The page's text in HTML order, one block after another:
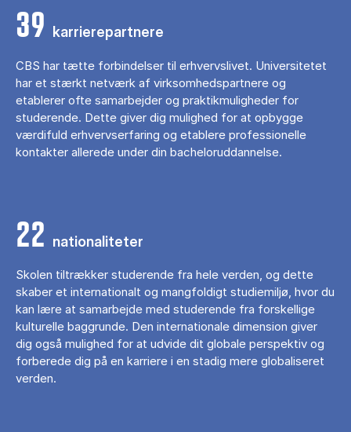
39 karrierepartnere
CBS har tætte forbindelser til erhvervslivet. Universitetet
har et stærkt netværk af virksomhedspartnere og
etablerer ofte samarbejder og praktikmuligheder for
studerende. Dette giver dig mulighed for at opbygge
værdifuld erhvervserfaring og etablere professionelle
kontakter allerede under din bacheloruddannelse.
22 nationaliteter
Skolen tiltrækker studerende fra hele verden, og dette
skaber et internationalt og mangfoldigt studiemiljø, hvor du
kan lære at samarbejde med studerende fra forskellige
kulturelle baggrunde. Den internationale dimension giver
dig også mulighed for at udvide dit globale perspektiv og
forberede dig på en karriere i en stadig mere globaliseret
verden.